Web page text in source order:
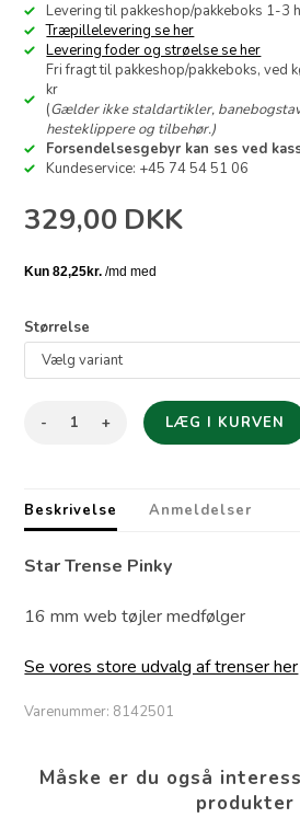
Levering til pakkeshop/pakkeboks 1-3
Træpillelevering se her
Levering foder og strøelse se her
Fri fragt til pakkeshop/pakkeboks, ved
kr
(Gælder ikke staldartikler,
hesteklippere og tilbehør.)
Forsendelsesgebyr kan ses ved
Kundeservice: +45 74 54 51 06
329,00 DKK
Størrelse
- +
Beskrivelse Anmeldelser
Star Trense Pinky
16 mm web tøjler medfølger
Se vores store udvalg af trenser her
Varenummer: 8142501
Måske er du også
produkter